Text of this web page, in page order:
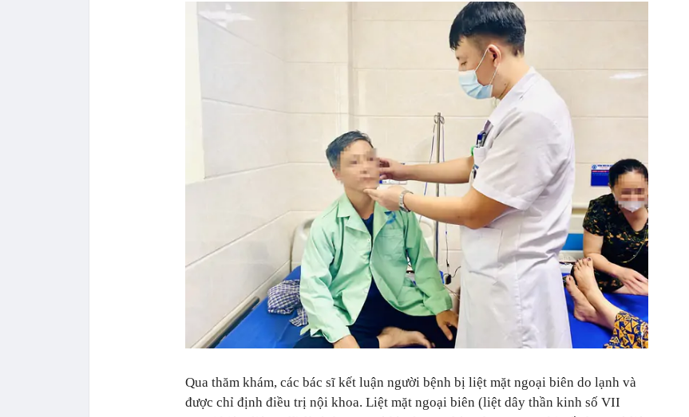
Qua thăm khám, các bác sĩ kết luận người bệnh bị liệt mặt ngoại biên do lạnh và
được chỉ định điều trị nội khoa. Liệt mặt ngoại biên (liệt dây thần kinh số VII